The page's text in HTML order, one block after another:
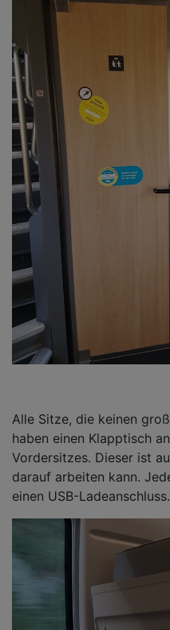
Alle Sitze, die keinen
haben einen Klapptisch
Vordersitzes. Dieser ist
darauf arbeiten kann.
einen USB-Ladeanschluss.